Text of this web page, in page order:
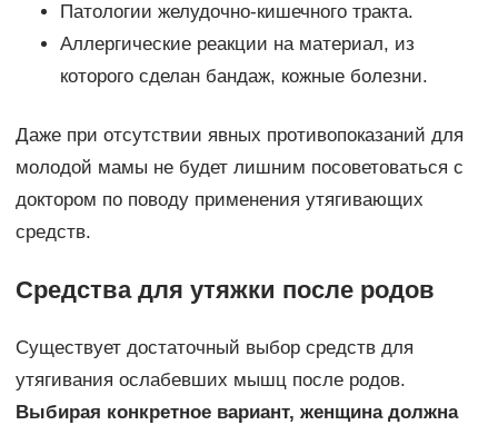
Патологии желудочно-кишечного тракта.
Аллергические реакции на материал, из
которого сделан бандаж, кожные болезни.
Даже при отсутствии явных противопоказаний для
молодой мамы не будет лишним посоветоваться с
доктором по поводу применения утягивающих
средств.
Средства для утяжки после родов
Существует достаточный выбор средств для
утягивания ослабевших мышц после родов.
Выбирая конкретное вариант, женщина должна